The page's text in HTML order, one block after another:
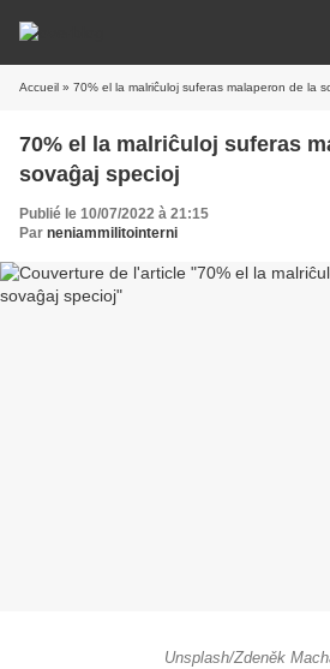
Accueil » 70% el la malriĉuloj suferas malaperon de la
70% el la malriĉuloj suferas
sovaĝaj specioj
Publié le 10/07/2022 à 21:15
Par neniammilitointerni
Unsplash/Zdeněk